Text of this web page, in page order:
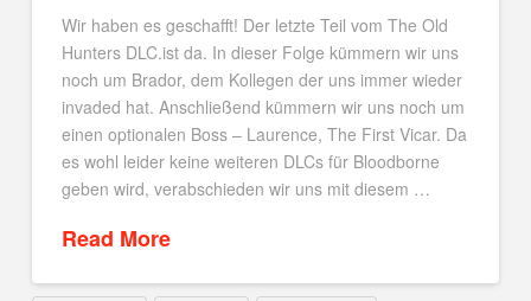
Wir haben es geschafft! Der letzte Teil vom The Old
Hunters DLC.ist da. In dieser Folge kümmern wir uns
noch um Brador, dem Kollegen der uns immer wieder
invaded hat. Anschließend kümmern wir uns noch um
einen optionalen Boss – Laurence, The First Vicar. Da
es wohl leider keine weiteren DLCs für Bloodborne
geben wird, verabschieden wir uns mit diesem …
Read More